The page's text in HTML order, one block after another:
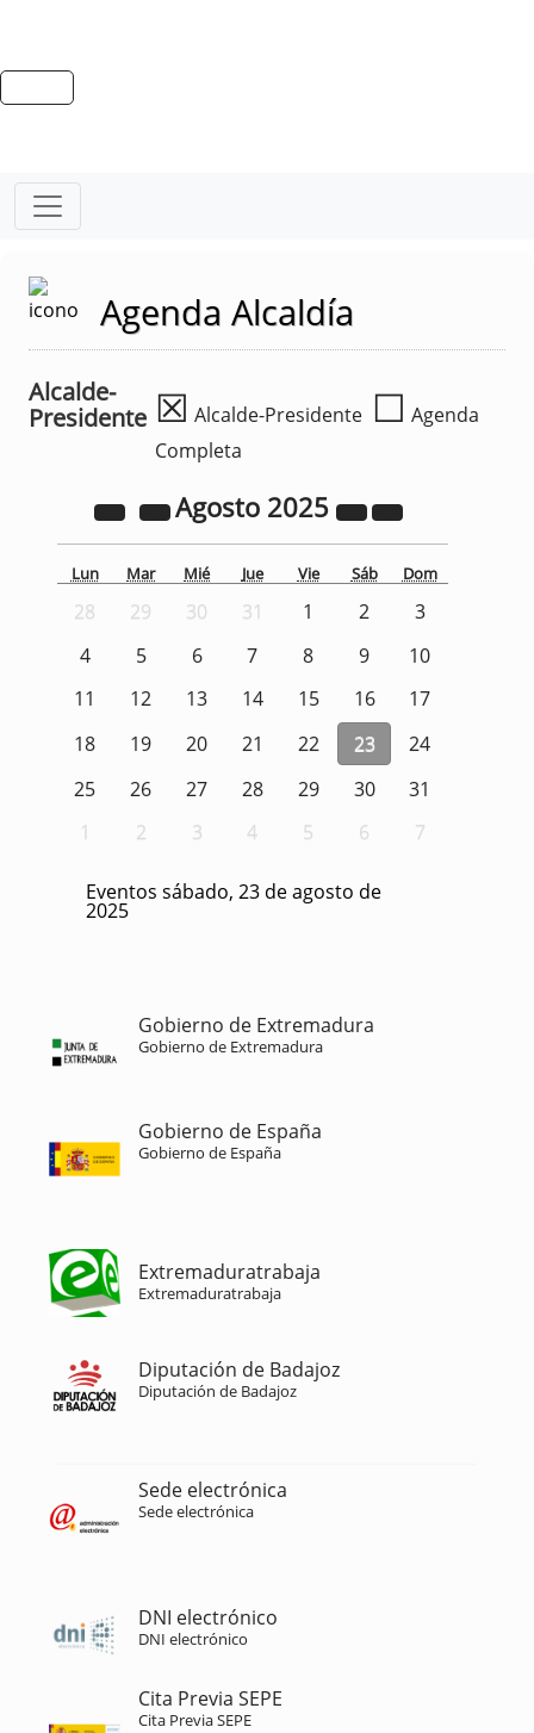
Agenda Alcaldía
Alcalde-
Presidente ☒ Alcalde-Presidente ☐ Agenda
Completa
Agosto 2025
Lun Mar Mié Jue Vie Sáb Dom
28 29 30 31 1 2
3
4
5 6 7 8 9
10
11
12 13 14 15 16
17
18
19 20 21 22 23
24
25
26 27 28 29 30
31
1
2 3 4 5 6 7
Eventos sábado, 23 de agosto de
2025
Gobierno de Extremadura
Gobierno de Extremadura
Gobierno de España
Gobierno de España
Extremaduratrabaja
Extremaduratrabaja
Diputación de Badajoz
Diputación de Badajoz
Sede electrónica
Sede electrónica
DNI electrónico
DNI electrónico
Cita Previa SEPE
Cita Previa SEPE